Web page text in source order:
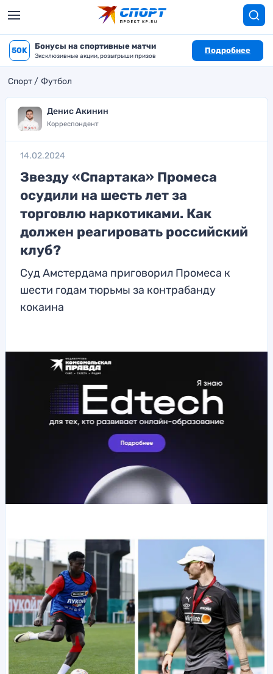
50K Бонусы на спортивные матчи
Эксклюзивные акции, розыгрыши призов
Подробнее
Спорт Футбол
Денис Акинин
Корреспондент
14.02.2024
Звезду «Спартака» Промеса
осудили на шесть лет за
торговлю наркотиками. Как
должен реагировать российский
клуб?
Суд Амстердама приговорил Промеса к
шести годам тюрьмы за контрабанду
кокаина